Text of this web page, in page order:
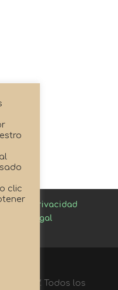
de privacidad
Aviso Legal
Todos los
clic